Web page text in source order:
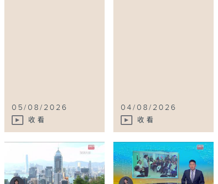
05/08/2026
收看
04/08/2026
收看